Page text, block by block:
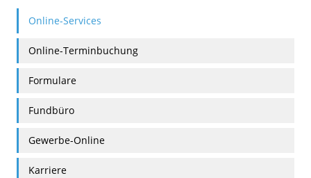
Online-Services
Online-Terminbuchung
Formulare
Fundbüro
Gewerbe-Online
Karriere